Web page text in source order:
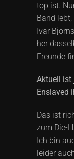
top ist.
Band
Ivar
her
Freunde
Aktuell ist
Enslaved
Das ist
zum Die-
Ich bin
leider